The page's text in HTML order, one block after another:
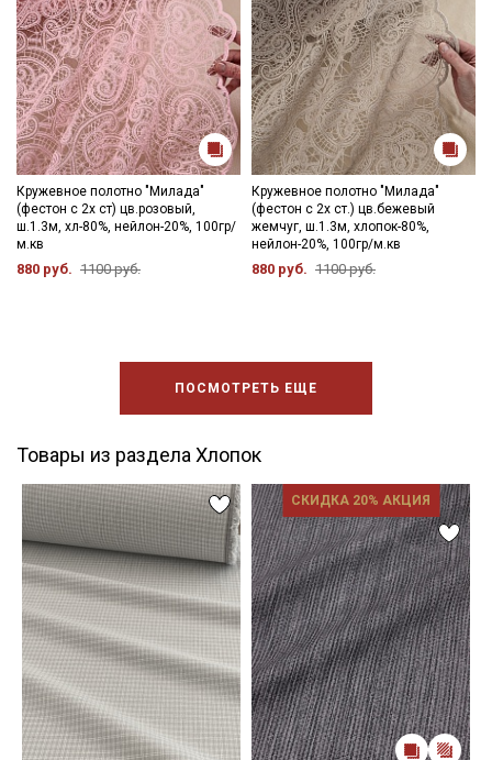
Кружевное полотно "Милада"
(фестон с 2х ст) цв.розовый,
ш.1.3м, хл-80%, нейлон-20%, 100гр/
м.кв
880 руб. 1100 руб.
Кружевное полотно "Милада"
(фестон с 2х ст.) цв.бежевый
жемчуг, ш.1.3м, хлопок-80%,
нейлон-20%, 100гр/м.кв
880 руб. 1100 руб.
ПОСМОТРЕТЬ ЕЩЕ
Товары из раздела Хлопок
СКИДКА 20% АКЦИЯ